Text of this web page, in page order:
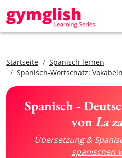
Startseite
Spanisch lernen
Spanisch-Wortschatz:
Spanisch -
vonLa
Übersetzung &
spanischen